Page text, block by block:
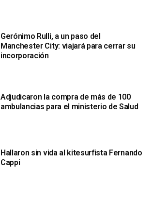
Gerónimo Rulli, a un paso del
Manchester City: viajará para cerrar su
incorporación
Adjudicaron la compra de más de 100
ambulancias para el ministerio de Salud
Hallaron sin vida al kitesurfista Fernando
Cappi